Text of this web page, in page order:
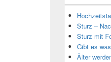
Sturz –
Sturz mit
Gibt es
Älter